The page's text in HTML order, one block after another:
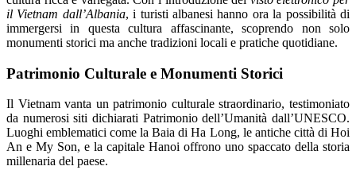
il Vietnam dall’Albania, i turisti albanesi hanno ora la possibilità di
immergersi in questa cultura affascinante, scoprendo non solo
monumenti storici ma anche tradizioni locali e pratiche quotidiane.
Patrimonio Culturale e Monumenti Storici
Il Vietnam vanta un patrimonio culturale straordinario, testimoniato
da numerosi siti dichiarati Patrimonio dell’Umanità dall’UNESCO.
Luoghi emblematici come la Baia di Ha Long, le antiche città di Hoi
An e My Son, e la capitale Hanoi offrono uno spaccato della storia
millenaria del paese.